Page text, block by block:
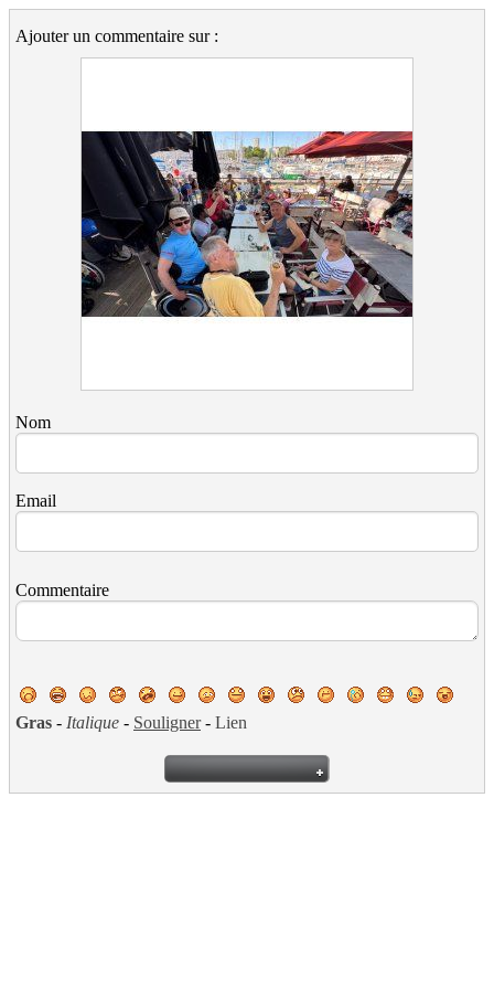
Ajouter un commentaire sur :
Nom
Email
Commentaire
Gras - Italique - Souligner- Lien